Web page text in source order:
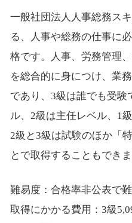
一般社団法人人事総務ス
る、人事や総務の仕事に
格です。人事、労務管理
を総合的に身につけ、業
であり、3級は誰でも受
ル、2級は主任レベル、1
2級と3級は試験のほか「
とで取得することもできま
難易度：合格率非公表で
取得にかかる費用：3級